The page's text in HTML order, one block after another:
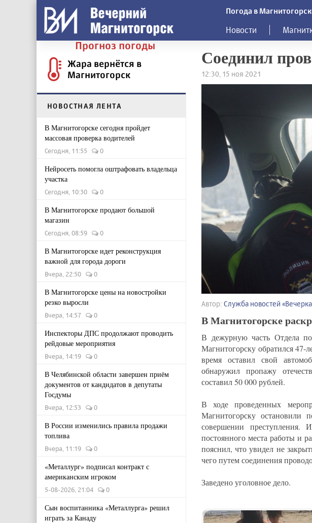
Погода в
Новости
Прогноз погоды
Жара вернётся в
Магнитогорск
НОВОСТНАЯ ЛЕНТА
В Магнитогорске сегодня пройдет
массовая проверка водителей
Сегодня, 11:55 0
Нейросеть помогла оштрафовать владельца
участка
Сегодня, 10:30 0
В Магнитогорске продают большой
магазин
Сегодня, 08:59 0
В Магнитогорске идет реконструкция
важной для города дороги
Вчера, 22:50 0
В Магнитогорске цены на новостройки
резко выросли
Вчера, 14:57 0
Инспекторы ДПС продолжают проводить
рейдовые мероприятия
Вчера, 14:19 0
В Челябинской области завершен приём
документов от кандидатов в депутаты
Госдумы
Вчера, 12:53 0
В России изменились правила продажи
топлива
Вчера, 11:19 0
«Металлург» подписал контракт с
американским игроком
5-08-2026, 21:04 0
Сын воспитанника «Металлурга» решил
играть за Канаду
Соединил
12:30, 15 ноя 2021
Автор: Служба новостей
В Магнитогорске
В дежурную часть Отдела
Магнитогорску обратился
время оставил свой
обнаружил пропажу
составил 50 000 рублей.
В ходе проведенных
Магнитогорску остановили
совершении
постоянного места работы и
пояснил, что увидел не
чего путем соединения
Заведено уголовное дело.